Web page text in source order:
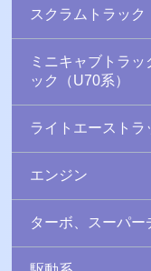
スクラムトラック
ミニキャブトラ
ック（U70系）
ライトエーストラ
エンジン
ターボ、スーパー